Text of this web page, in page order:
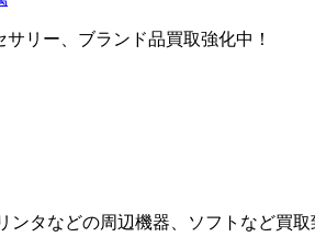
リー、ブランド品買取強化中！
ンタなどの周辺機器、ソフトなど買取